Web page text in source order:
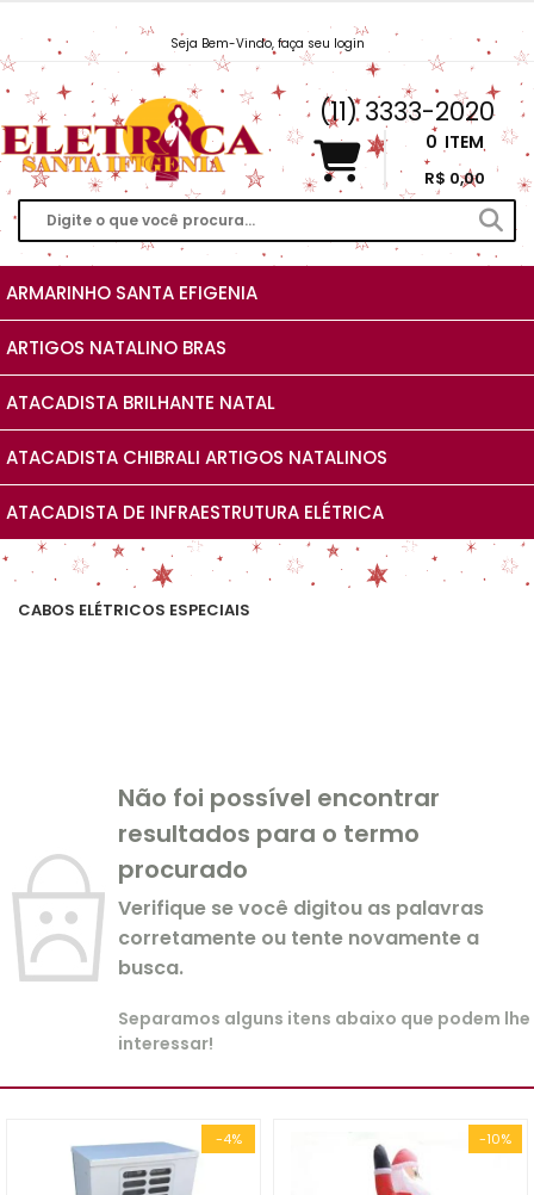
Seja Bem-Vindo, faça seu login
Vendas@EletricaSantaIfigenia.com.br
(11) 3333-2020
0 ITEM
R$ 0,00
ARMARINHO SANTA EFIGENIA
ARTIGOS NATALINO BRAS
ATACADISTA BRILHANTE NATAL
ATACADISTA CHIBRALI ARTIGOS NATALINOS
ATACADISTA DE INFRAESTRUTURA ELÉTRICA
CABOS ELÉTRICOS ESPECIAIS
Não foi possível encontrar
resultados para o termo
procurado
Verifique se você digitou as palavras
corretamente ou tente novamente a
busca.
Separamos alguns itens abaixo que podem lhe
interessar!
-4% -10%